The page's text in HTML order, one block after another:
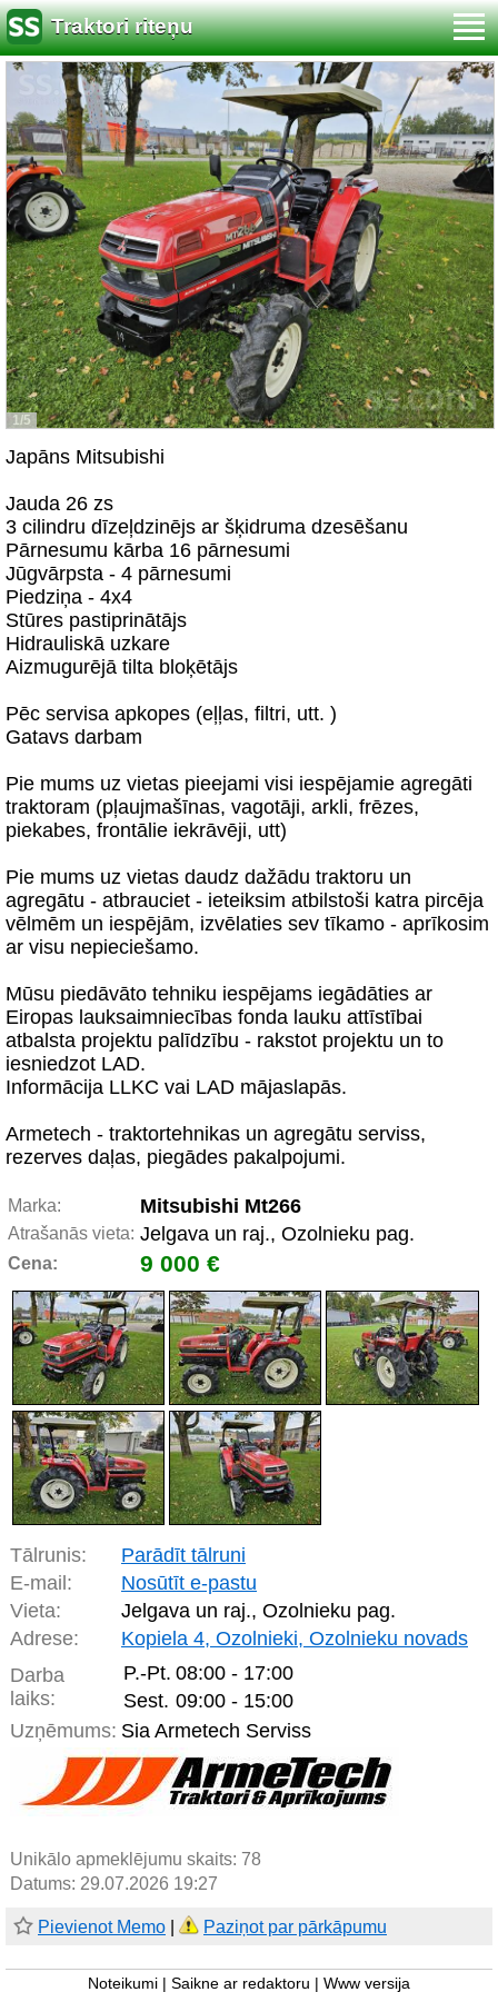
Traktori riteņu
1/5
Japāns Mitsubishi
Jauda 26 zs
3 cilindru dīzeļdzinējs ar šķidruma dzesēšanu
Pārnesumu kārba 16 pārnesumi
Jūgvārpsta - 4 pārnesumi
Piedziņa - 4x4
Stūres pastiprinātājs
Hidrauliskā uzkare
Aizmugurējā tilta bloķētājs
Pēc servisa apkopes (eļļas, filtri, utt. )
Gatavs darbam
Pie mums uz vietas pieejami visi iespējamie agregāti
traktoram (pļaujmašīnas, vagotāji, arkli, frēzes,
piekabes, frontālie iekrāvēji, utt)
Pie mums uz vietas daudz dažādu traktoru un
agregātu - atbrauciet - ieteiksim atbilstoši katra pircēja
vēlmēm un iespējām, izvēlaties sev tīkamo - aprīkosim
ar visu nepieciešamo.
Mūsu piedāvāto tehniku iespējams iegādāties ar
Eiropas lauksaimniecības fonda lauku attīstībai
atbalsta projektu palīdzību - rakstot projektu un to
iesniedzot LAD.
Informācija LLKC vai LAD mājaslapās.
Armetech - traktortehnikas un agregātu serviss,
rezerves daļas, piegādes pakalpojumi.
Marka: Mitsubishi Mt266
Atrašanās vieta: Jelgava un raj., Ozolnieku pag.
Cena: 9 000 €
Tālrunis:
Parādīt tālruni
E-mail:
Nosūtīt e-pastu
Vieta:
Jelgava un raj., Ozolnieku pag.
Adrese:
Kopiela 4, Ozolnieki, Ozolnieku novads
Darba
laiks:
P.-Pt. 08:00 - 17:00
Sest. 09:00 - 15:00
Uzņēmums: Sia Armetech Serviss
Unikālo apmeklējumu skaits: 78
Datums: 29.07.2026 19:27
Pievienot Memo Paziņot par pārkāpumu
Noteikumi Saikne ar redaktoru Www versija